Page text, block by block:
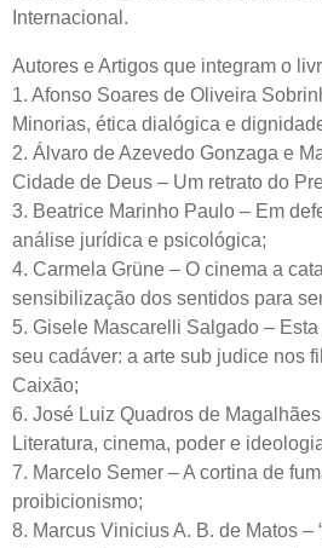
Internacional.
Autores e Artigos que integram o
1. Afonso Soares de Oliveira
Minorias, ética dialógica e
2. Álvaro de Azevedo Gonzaga e
Cidade de Deus – Um retrato do
3. Beatrice Marinho Paulo – Em
análise jurídica e psicológica;
4. Carmela Grüne – O cinema a
sensibilização dos sentidos para
5. Gisele Mascarelli Salgado –
seu cadáver: a arte sub judice nos
Caixão;
6. José Luiz Quadros de
Literatura, cinema, poder e
7. Marcelo Semer – A cortina de
proibicionismo;
8. Marcus Vinicius A. B. de Matos –